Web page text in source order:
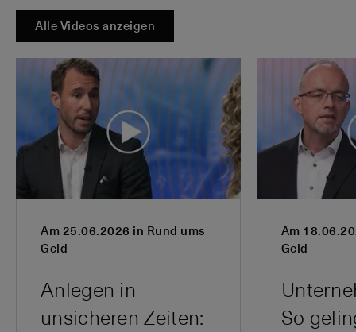
Alle Videos anzeigen
Am 25.06.2026 in Rund ums
Geld
Anlegen in
unsicheren Zeiten:
Am
Geld
So